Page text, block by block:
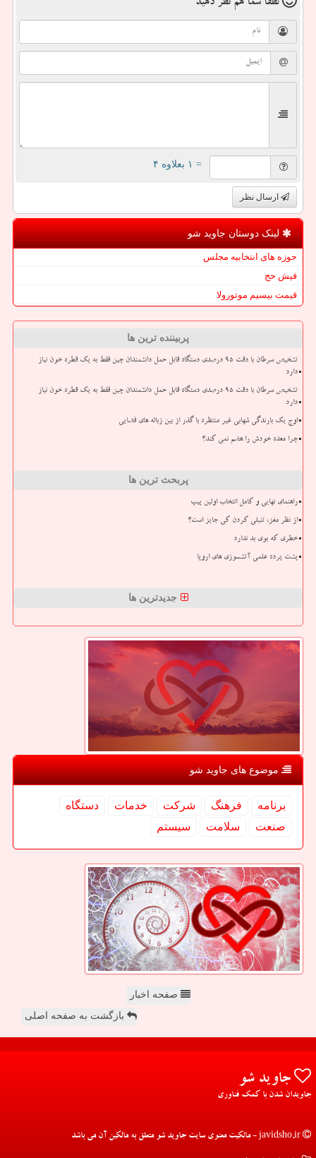
لطفا شما هم نظر دهید
= ۱ بعلاوه ۴
ارسال نظر
لینک دوستان جاوید شو
حوزه های انتخابیه مجلس
فیش حج
قیمت بیسیم موتورولا
پربیننده ترین ها
تشخیص سرطان با دقت ۹۵ درصدی دستگاه قابل حمل دانشمندان چین فقط به یک قطره خون نیاز
دارد
تشخیص سرطان با دقت ۹۵ درصدی دستگاه قابل حمل دانشمندان چین فقط به یک قطره خون نیاز
دارد
اوج یک بارندگی شهابی غیر منتظره با گذر از بین زباله های فضایی
چرا معده خودش را هضم نمی کند؟
پربحث ترین ها
راهنمای نهایی و کامل انتخاب اولین پیپ
از نظر مغز، تنبلی کردن کی جایز است؟
خطری که بوی بد ندارد
پشت پرده علمی آتشسوزی های اروپا
جدیدترین ها
موضوع های جاوید شو
برنامه فرهنگ شركت خدمات
دستگاه
صنعت
سلامت سیستم
صفحه اخبار
بازگشت به صفحه اصلی
جاوید شو
جاویدان شدن با کمک فناوری